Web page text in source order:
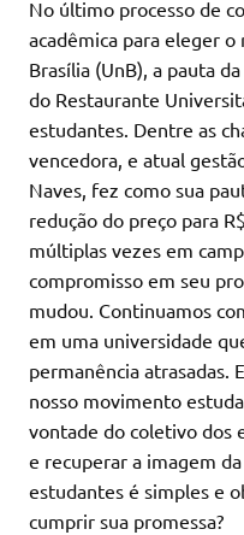
No último processo de
acadêmica para eleger
Brasília (UnB), a pauta
do Restaurante
estudantes. Dentre as
vencedora, e atual
Naves, fez como sua
redução do preço para
múltiplas vezes em
compromisso em seu
mudou. Continuamos
em uma universidade
permanência atrasadas.
nosso movimento
vontade do coletivo dos
e recuperar a imagem
estudantes é simples e
cumprir sua promessa?